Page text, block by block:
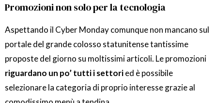
Promozioni non solo per la tecnologia
Aspettando il Cyber Monday comunque non mancano sul
portale del grande colosso statunitense tantissime
proposte del giorno su moltissimi articoli. Le promozioni
riguardano un po’ tutti i settoried è possibile
selezionare la categoria di proprio interesse grazie al